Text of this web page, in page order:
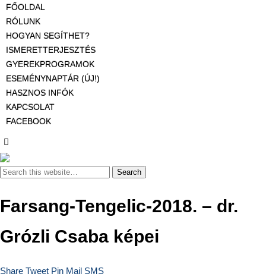
FŐOLDAL
RÓLUNK
HOGYAN SEGÍTHET?
ISMERETTERJESZTÉS
GYEREKPROGRAMOK
ESEMÉNYNAPTÁR (ÚJ!)
HASZNOS INFÓK
KAPCSOLAT
FACEBOOK
Farsang-Tengelic-2018. – dr.
Grózli Csaba képei
Share Tweet Pin Mail SMS